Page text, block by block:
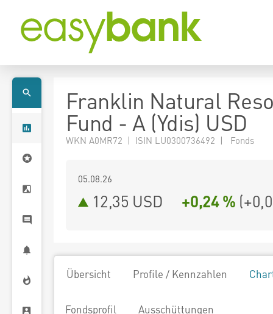
Franklin Natural
Fund - A (Ydis) USD
WKN A0MR72 | ISIN LU0300736492 | Fonds
05.08.26
12,35 USD +0,24 % (
Übersicht Profile / Kennzahlen
Fondsprofil Ausschüttungen